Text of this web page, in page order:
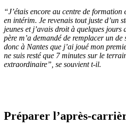
“J’étais encore au centre de
en intérim. Je revenais tout juste d’un
jeunes et j’avais droit à quelques jours
père m’a demandé de remplacer un de
donc à Nantes que j’ai joué mon
ne suis resté que 7 minutes sur le
extraordinaire”, se souvient t-il.
Préparer l’après-